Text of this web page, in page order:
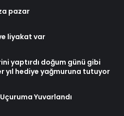
pazar
liyakat var
yaptırdı doğum günü gibi
yıl hediye yağmuruna tutuyor
Yuvarlandı